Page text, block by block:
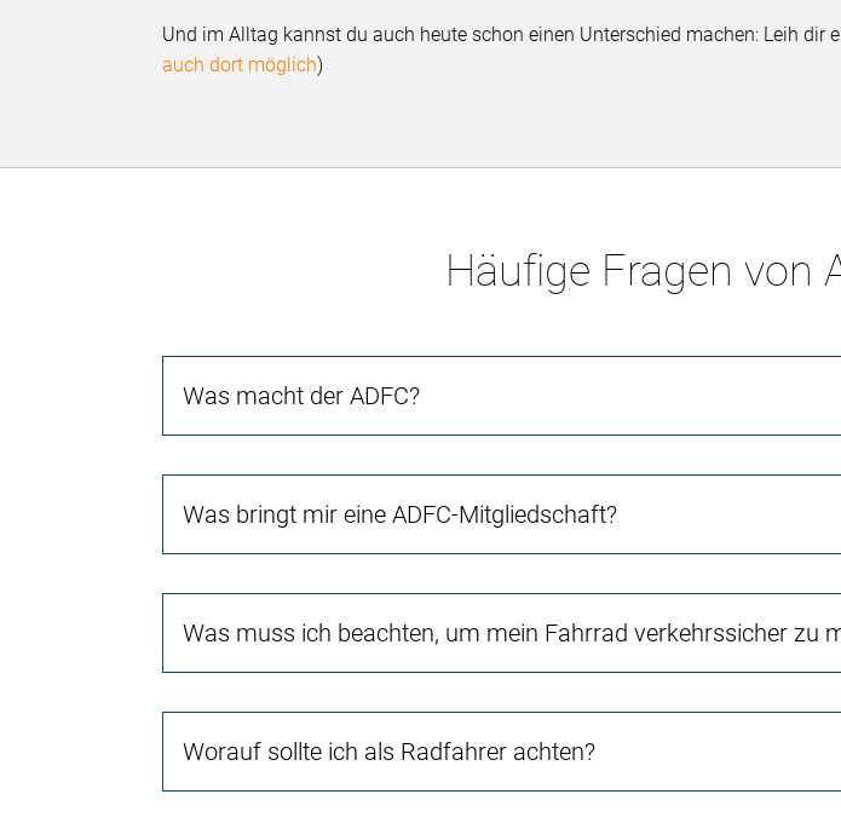
Und im Alltag kannst du auch heute schon einen Unterschied machen: Leih dir
auch dort möglich)
Häufige Fragen von
Was macht der ADFC?
Was bringt mir eine ADFC-Mitgliedschaft?
Was muss ich beachten, um mein Fahrrad verkehrssicher zu
Worauf sollte ich als Radfahrer achten?